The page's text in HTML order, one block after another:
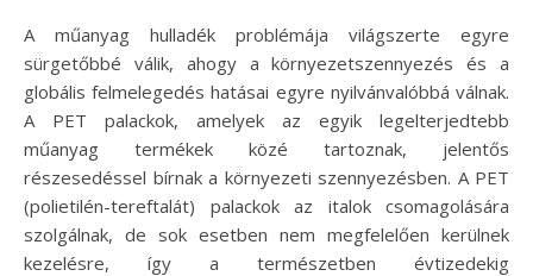
A műanyag hulladék problémája világszerte egyre
sürgetőbbé válik, ahogy a környezetszennyezés és a
globális felmelegedés hatásai egyre nyilvánvalóbbá válnak.
A PET palackok, amelyek az egyik legelterjedtebb
műanyag termékek közé tartoznak, jelentős
részesedéssel bírnak a környezeti szennyezésben. A PET
(polietilén-tereftalát) palackok az italok csomagolására
szolgálnak, de sok esetben nem megfelelően kerülnek
kezelésre, így a természetben évtizedekig